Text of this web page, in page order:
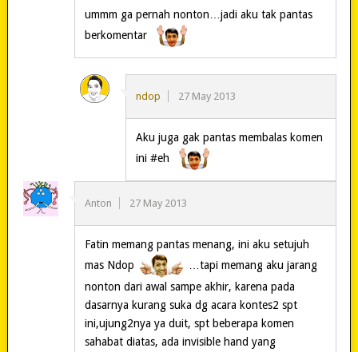
ummm ga pernah nonton…jadi aku tak pantas
berkomentar
ndop 27 May 2013
Aku juga gak pantas membalas komen
ini #eh
Anton 27 May 2013
Fatin memang pantas menang, ini aku setujuh
mas Ndop
…tapi memang aku jarang
nonton dari awal sampe akhir, karena pada
dasarnya kurang suka dg acara kontes2 spt
ini,ujung2nya ya duit, spt beberapa komen
sahabat diatas, ada invisible hand yang